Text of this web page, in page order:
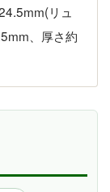
リュ
、厚さ約